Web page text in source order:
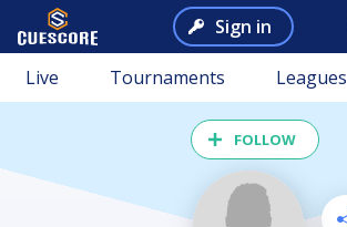
Sign in
Live Tournaments Leagues
FOLLOW